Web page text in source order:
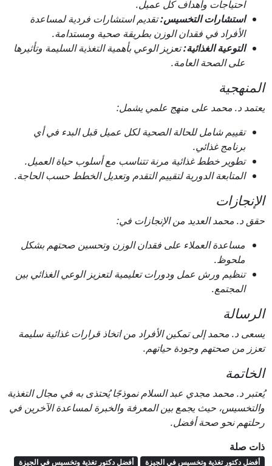
احتياجات وأهداف كل عميل.
استشارات التخسيس:تقديم استشارات فردية لمساعدة
الأفراد في فقدان الوزن بطريقة صحية ومستدامة.
التوعية الغذائية:تعزيز الوعي بأهمية التغذية السليمة وتأثيرها
على الصحة العامة.
المنهجية
يعتمد د. محمد على منهج علمي يشمل:
تقييم شامل للحالة الصحية لكل عميل قبل البدء في أي
برنامج غذائي.
تطوير خطط غذائية مرنة تتناسب مع أسلوب حياة العميل.
المتابعة الدورية لتقييم التقدم وتعديل الخطط حسب الحاجة.
الإنجازات
حقق د. محمد العديد من الإنجازات في:
مساعدة العملاء على فقدان الوزن وتحسين صحتهم بشكل
ملحوظ.
تنظيم ورش عمل ودورات تعليمية لتعزيز الوعي الغذائي بين
المجتمع.
الرسالة
يسعى د. محمد إلى تمكين الأفراد من اتخاذ قرارات غذائية سليمة
تعزز من صحتهم وجودة حياتهم.
الخاتمة
يُعتبر د. محمد مجدي عبد السلام نموذجًا يُحتذى به في مجال التغذية
والتخسيس، حيث يجمع بين المعرفة والخبرة لمساعدة الآخرين في
رحلتهم نحو صحة أفضل.
ذات صلة
أفضل دكتور تغذية وتخسيس في الجيزة أفضل دكتور تغذية وتخسيس في الجيزة